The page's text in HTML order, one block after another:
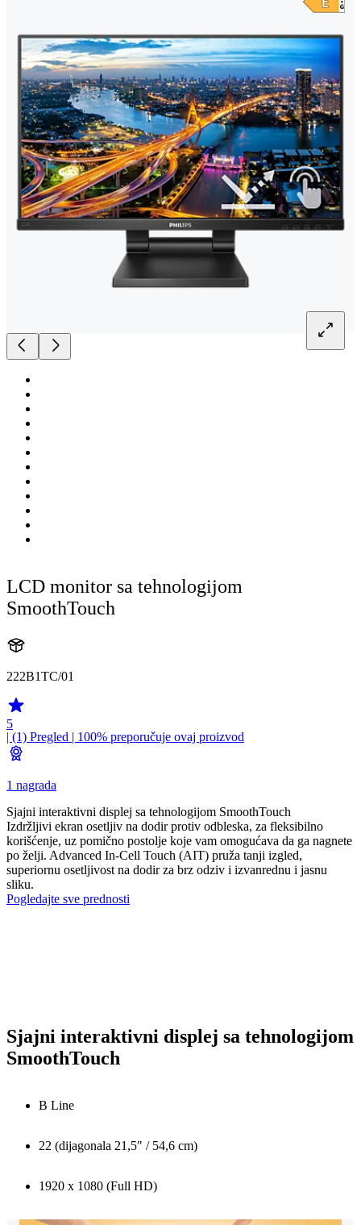
LCD monitor sa tehnologijom
SmoothTouch
222B1TC/01
5
| (1) Pregled | 100% preporučuje ovaj proizvod
1 nagrada
Sjajni interaktivni displej sa tehnologijom SmoothTouch
Izdržljivi ekran osetljiv na dodir protiv odbleska, za fleksibilno
korišćenje, uz pomično postolje koje vam omogućava da ga nagnete
po želji. Advanced In-Cell Touch (AIT) pruža tanji izgled,
superiornu osetljivost na dodir za brz odziv i izvanrednu i jasnu
sliku.
Pogledajte sve prednosti
Sjajni interaktivni displej sa tehnologijom
SmoothTouch
B Line
22 (dijagonala 21,5" / 54,6 cm)
1920 x 1080 (Full HD)